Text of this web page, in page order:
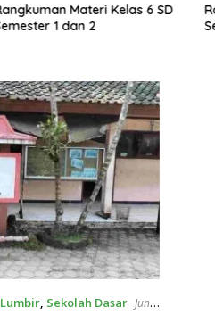
Rangkuman Materi Kelas 5 SD
Semester 1 dan 2 Lengkap
Lumbir, Sekolah Dasar Juni